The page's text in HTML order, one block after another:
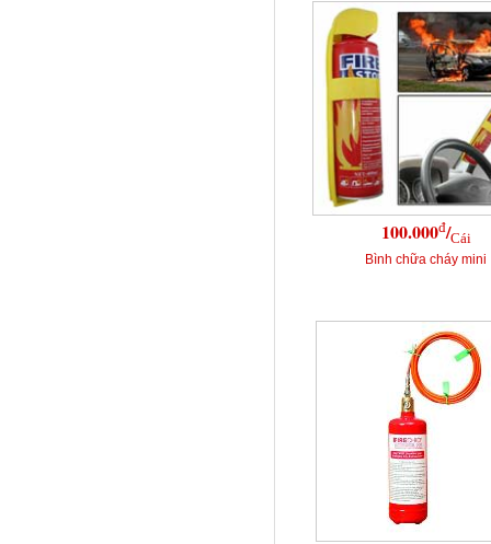
100.000đ/Cái
Bình chữa cháy mini